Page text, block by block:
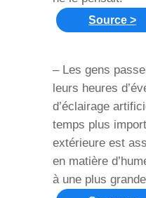
Source >
– Les gens
leurs heures
d’éclairage
temps plus
extérieure est
en matière
à une plus